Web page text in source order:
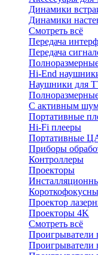
Динамики
Динамики
Смотреть всё
Передача
Передача
Hi-End
Наушники для
С активным
Портативные
Hi-Fi плееры
Портативные
Приборы
Контроллеры
Проекторы
Проектор
Проекторы 4K
Смотреть всё
Проигрыватели
Проигрыватели